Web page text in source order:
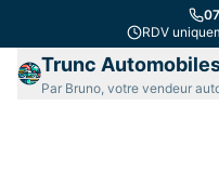
RDV
Trunc
Par Bruno, votre vendeur